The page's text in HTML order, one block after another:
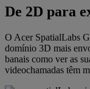
De 2D para
O Acer SpatialLabs
domínio 3D mais
banais como ver as
videochamadas têm